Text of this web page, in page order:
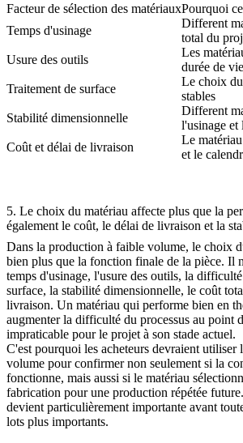
Facteur de sélection des matériauxPourquoi
Temps d'usinage
Different
total du
Usure des outils
Les
durée de
Traitement de surface
Le choix
stables
Stabilité dimensionnelle
Different
l'usinage
Coût et délai de livraison
Le
et le
5. Le choix du matériau affecte plus que la
également le coût, le délai de livraison et la
Dans la production à faible volume, le choix
bien plus que la fonction finale de la pièce. Il
temps d'usinage, l'usure des outils, la
surface, la stabilité dimensionnelle, le coût
livraison. Un matériau qui performe bien en
augmenter la difficulté du processus au point
impraticable pour le projet à son stade actuel.
C'est pourquoi les acheteurs devraient
volume pour confirmer non seulement si la
fonctionne, mais aussi si le matériau
fabrication pour une production répétée
devient particulièrement importante avant
lots plus importants.